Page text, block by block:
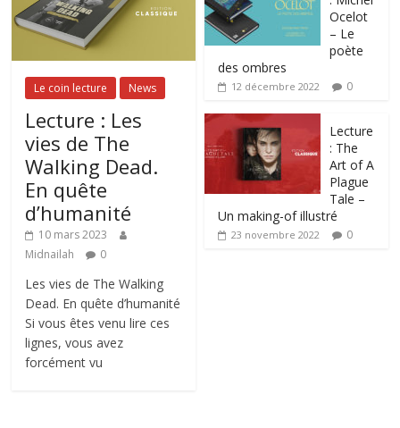
Le coin lecture News
Lecture : Les
vies de The
Walking Dead.
En quête
d’humanité
10 mars 2023
Midnailah
0
Les vies de The Walking
Dead. En quête d’humanité
Si vous êtes venu lire ces
lignes, vous avez
forcément vu
Ocelot
– Le
poète
des ombres
12 décembre 2022 0
Lecture
: The
Art of A
Plague
Tale –
Un making-of illustré
23 novembre 2022 0